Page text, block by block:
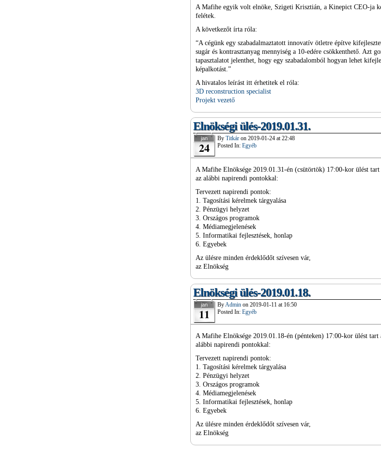
A Mafihe egyik volt elnöke, Szigeti Krisztián, a Kinepict CEO-ja
felétek.
A következőt írta róla:
“A cégünk egy szabadalmaztatott innovatív ötletre építve
sugár és kontrasztanyag mennyiség a 10-edére csökkenthető. Azt
tapasztalatot jelenthet, hogy egy szabadalomból hogyan lehet
képalkotást.”
A hivatalos leírást itt érhetitek el róla:
3D reconstruction specialist
Projekt vezető
Elnökségi ülés-2019.01.31.
jan
24
ByTitkár on2019-01-24 at22:48
Posted In:Egyéb
A Mafihe Elnöksége 2019.01.31-én (csütörtök) 17:00-kor ülést
az alábbi napirendi pontokkal:
Tervezett napirendi pontok:
1. Tagosítási kérelmek tárgyalása
2. Pénzügyi helyzet
3. Országos programok
4. Médiamegjelenések
5. Informatikai fejlesztések, honlap
6. Egyebek
Az ülésre minden érdeklődőt szívesen vár,
az Elnökség
Elnökségi ülés-2019.01.18.
jan
11
ByAdmin on2019-01-11 at 16:50
Posted In:Egyéb
A Mafihe Elnöksége 2019.01.18-én (pénteken) 17:00-kor ülést
alábbi napirendi pontokkal:
Tervezett napirendi pontok:
1. Tagosítási kérelmek tárgyalása
2. Pénzügyi helyzet
3. Országos programok
4. Médiamegjelenések
5. Informatikai fejlesztések, honlap
6. Egyebek
Az ülésre minden érdeklődőt szívesen vár,
az Elnökség